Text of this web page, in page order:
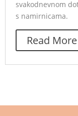
svakodnevnom
s namirnicama.
Read More